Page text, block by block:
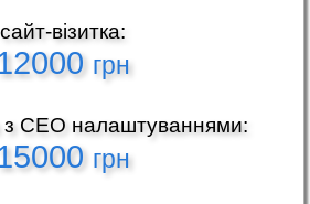
сайт-візитка:
грн
з СЕО налаштуваннями:
грн